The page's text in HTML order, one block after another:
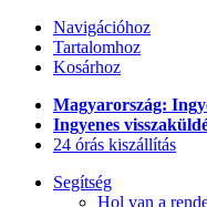
Navigációhoz
Tartalomhoz
Kosárhoz
Magyarország:
Ingyenes
24 órás kiszállítás
Segítség
Hol van a